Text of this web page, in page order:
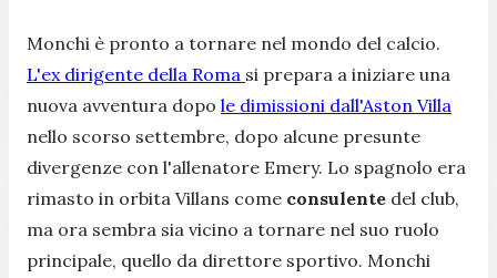
Monchi è pronto a tornare nel mondo del calcio.
L'ex dirigente della Roma si prepara a iniziare una
nuova avventura dopo le dimissioni dall'Aston Villa
nello scorso settembre, dopo alcune presunte
divergenze con l'allenatore Emery. Lo spagnolo era
rimasto in orbita Villans come consulente del club,
ma ora sembra sia vicino a tornare nel suo ruolo
principale, quello da direttore sportivo. Monchi